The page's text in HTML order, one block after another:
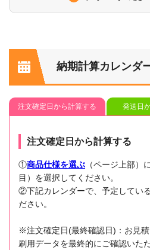
納期計算カレンダ
注文確定日から計算する 発送日
注文確定日から計算する
①商品仕様を選ぶ （ページ上部）
目）を選択してください。
②下記カレンダーで、予定してい
ださい。
※注文確定日(最終確認日)：お見
刷用データを最終的にご確認いた